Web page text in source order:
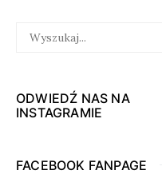
FOR:
ODWIEDŹ NAS NA
INSTAGRAMIE
FACEBOOK FANPAGE